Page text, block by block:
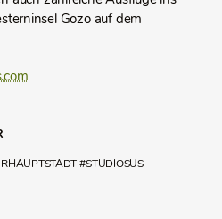
#STUDIOSUS
Gozo auf dem